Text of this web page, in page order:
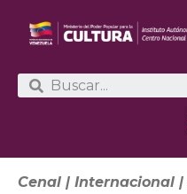
Cenal | Internacional |